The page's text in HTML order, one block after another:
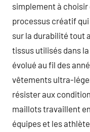
simplement à choisir
processus créatif
sur la durabilité tout
tissus utilisés dans
évolué au fil des
vêtements ultra-
résister aux
maillots travaillent
équipes et les